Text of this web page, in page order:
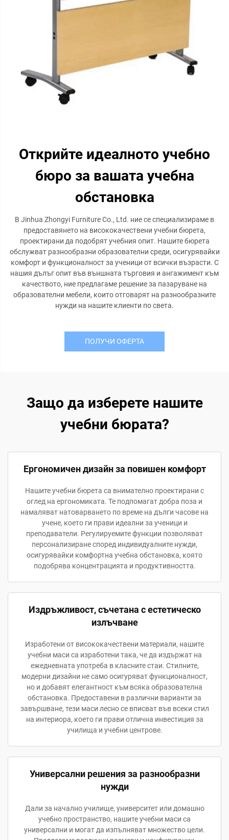
Открийте идеалното учебно
бюро за вашата учебна
обстановка
В Jinhua Zhongyi Furniture Co., Ltd. ние се специализираме в
предоставянето на висококачествени учебни бюрета,
проектирани да подобрят учебния опит. Нашите бюрета
обслужват разнообразни образователни среди, осигурявайки
комфорт и функционалност за ученици от всички възрасти. С
нашия дълъг опит във външната търговия и ангажимент към
качеството, ние предлагаме решение за пазаруване на
образователни мебели, които отговарят на разнообразните
нужди на нашите клиенти по света.
ПОЛУЧИ ОФЕРТА
Защо да изберете нашите
учебни бюрата?
Ергономичен дизайн за повишен комфорт
Нашите учебни бюрета са внимателно проектирани с
оглед на ергономиката. Те подпомагат добра поза и
намаляват натоварването по време на дълги часове на
учене, което ги прави идеални за ученици и
преподаватели. Регулируемите функции позволяват
персонализиране според индивидуалните нужди,
осигурявайки комфортна учебна обстановка, която
подобрява концентрацията и продуктивността.
Издръжливост, съчетана с естетическо
излъчване
Изработени от висококачествени материали, нашите
учебни маси са изработени така, че да издържат на
ежедневната употреба в класните стаи. Стилните,
модерни дизайни не само осигуряват функционалност,
но и добавят елегантност към всяка образователна
обстановка. Предоставени в различни варианти за
завършване, тези маси лесно се вписват във всеки стил
на интериора, което ги прави отлична инвестиция за
училища и учебни центрове.
Универсални решения за разнообразни
нужди
Дали за начално училище, университет или домашно
учебно пространство, нашите учебни маси са
универсални и могат да изпълняват множество цели.